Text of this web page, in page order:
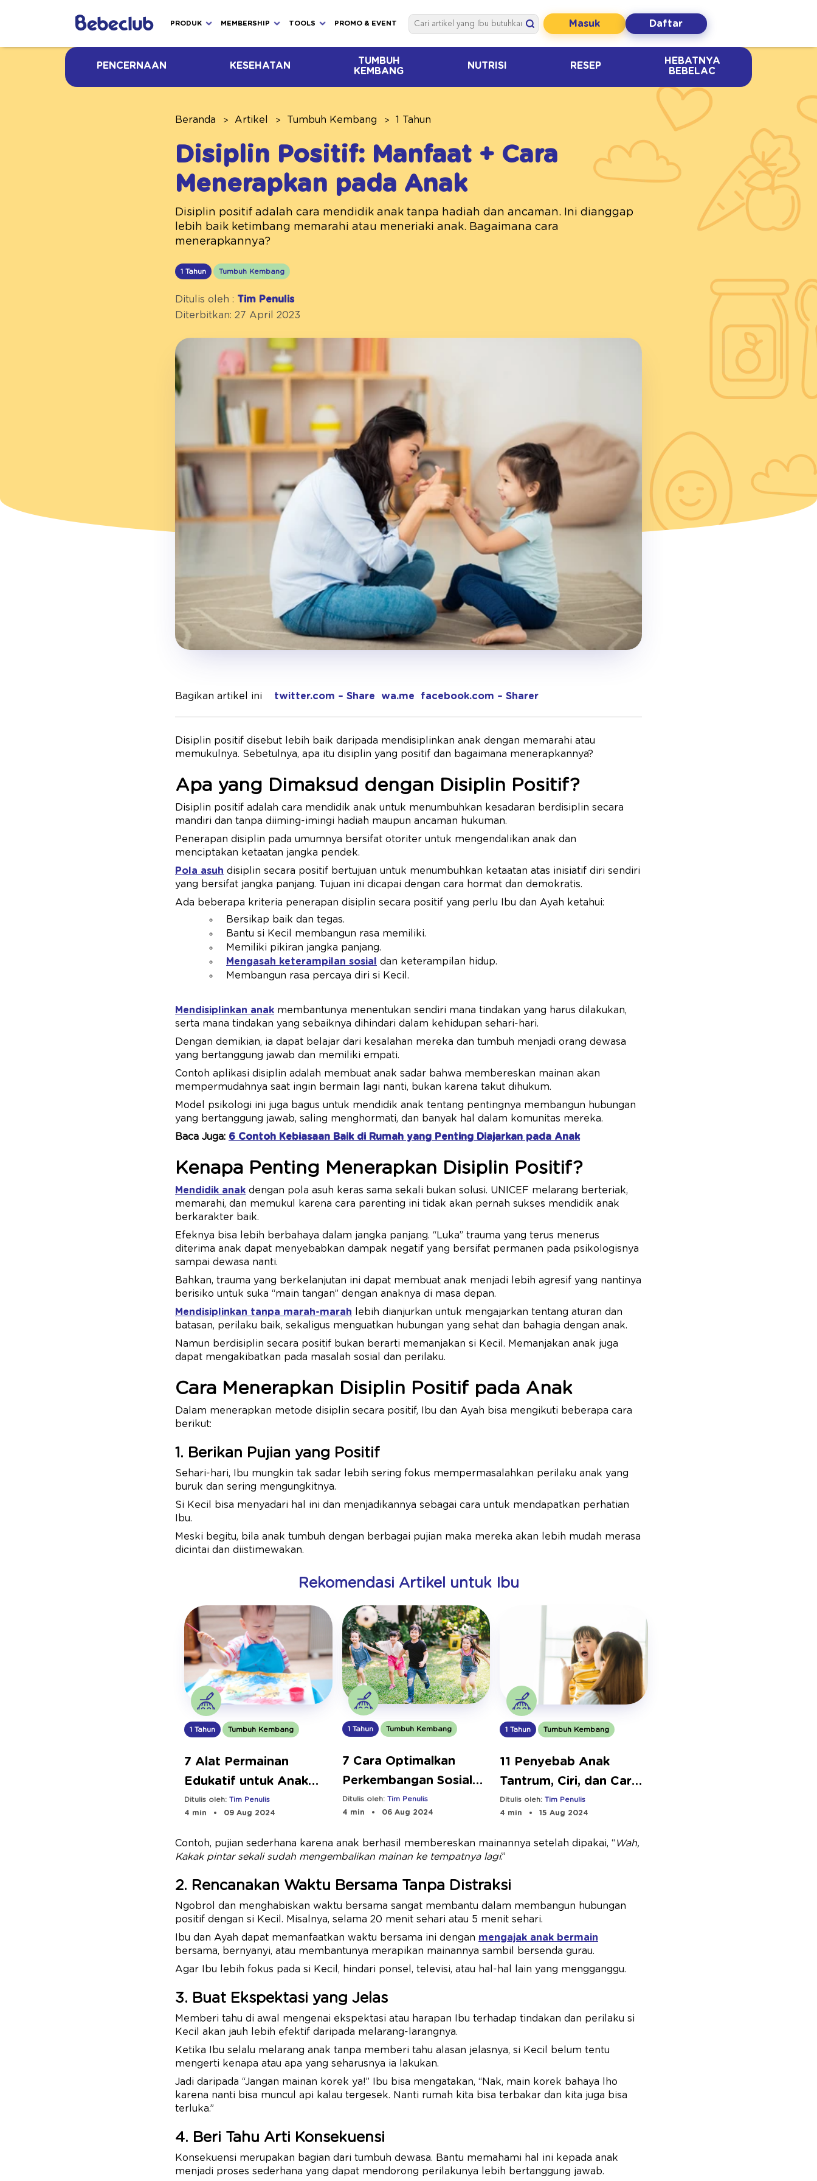
PRODUK MEMBERSHIP TOOLS PROMO & EVENT Masuk Daftar
PENCERNAAN KESEHATAN
TUMBUH
KEMBANG
NUTRISI RESEP
HEBATNYA
BEBELAC
Beranda Artikel Tumbuh Kembang 1 Tahun
Disiplin Positif: Manfaat + Cara
Menerapkan pada Anak
Disiplin positif adalah cara mendidik anak tanpa hadiah dan ancaman. Ini dianggap
lebih baik ketimbang memarahi atau meneriaki anak. Bagaimana cara
menerapkannya?
1 Tahun Tumbuh Kembang
Ditulis oleh : Tim Penulis
Diterbitkan: 27 April 2023
Bagikan artikel ini twitter.com – Share wa.me facebook.com – Sharer
Disiplin positif disebut lebih baik daripada mendisiplinkan anak dengan memarahi atau
memukulnya. Sebetulnya, apa itu disiplin yang positif dan bagaimana menerapkannya?
Apa yang Dimaksud dengan Disiplin Positif?
Disiplin positif adalah cara mendidik anak untuk menumbuhkan kesadaran berdisiplin secara
mandiri dan tanpa diiming-imingi hadiah maupun ancaman hukuman.
Penerapan disiplin pada umumnya bersifat otoriter untuk mengendalikan anak dan
menciptakan ketaatan jangka pendek.
Pola asuh disiplin secara positif bertujuan untuk menumbuhkan ketaatan atas inisiatif diri sendiri
yang bersifat jangka panjang. Tujuan ini dicapai dengan cara hormat dan demokratis.
Ada beberapa kriteria penerapan disiplin secara positif yang perlu Ibu dan Ayah ketahui:
Bersikap baik dan tegas.
Bantu si Kecil membangun rasa memiliki.
Memiliki pikiran jangka panjang.
Mengasah keterampilan sosial
dan keterampilan hidup.
Membangun rasa percaya diri si Kecil.
Mendisiplinkan anak membantunya menentukan sendiri mana tindakan yang harus dilakukan,
serta mana tindakan yang sebaiknya dihindari dalam kehidupan sehari-hari.
Dengan demikian, ia dapat belajar dari kesalahan mereka dan tumbuh menjadi orang dewasa
yang bertanggung jawab dan memiliki empati.
Contoh aplikasi disiplin adalah membuat anak sadar bahwa membereskan mainan akan
mempermudahnya saat ingin bermain lagi nanti, bukan karena takut dihukum.
Model psikologi ini juga bagus untuk mendidik anak tentang pentingnya membangun hubungan
yang bertanggung jawab, saling menghormati, dan banyak hal dalam komunitas mereka.
Baca Juga: 6 Contoh Kebiasaan Baik di Rumah yang Penting Diajarkan pada Anak
Kenapa Penting Menerapkan Disiplin Positif?
Mendidik anak dengan pola asuh keras sama sekali bukan solusi. UNICEF melarang berteriak,
memarahi, dan memukul karena cara parenting ini tidak akan pernah sukses mendidik anak
berkarakter baik.
Efeknya bisa lebih berbahaya dalam jangka panjang. “Luka” trauma yang terus menerus
diterima anak dapat menyebabkan dampak negatif yang bersifat permanen pada psikologisnya
sampai dewasa nanti.
Bahkan, trauma yang berkelanjutan ini dapat membuat anak menjadi lebih agresif yang nantinya
berisiko untuk suka “main tangan” dengan anaknya di masa depan.
Mendisiplinkan tanpa marah-marah lebih dianjurkan untuk mengajarkan tentang aturan dan
batasan, perilaku baik, sekaligus menguatkan hubungan yang sehat dan bahagia dengan anak.
Namun berdisiplin secara positif bukan berarti memanjakan si Kecil. Memanjakan anak juga
dapat mengakibatkan pada masalah sosial dan perilaku.
Cara Menerapkan Disiplin Positif pada Anak
Dalam menerapkan metode disiplin secara positif, Ibu dan Ayah bisa mengikuti beberapa cara
berikut:
1. Berikan Pujian yang Positif
Sehari-hari, Ibu mungkin tak sadar lebih sering fokus mempermasalahkan perilaku anak yang
buruk dan sering mengungkitnya.
Si Kecil bisa menyadari hal ini dan menjadikannya sebagai cara untuk mendapatkan perhatian
Ibu.
Meski begitu, bila anak tumbuh dengan berbagai pujian maka mereka akan lebih mudah merasa
dicintai dan diistimewakan.
Rekomendasi Artikel untuk Ibu
1 Tahun Tumbuh Kembang
7 Alat Permainan
Edukatif untuk Anak
dan Cara Membuatnya
Ditulis oleh: Tim Penulis
4 min
09 Aug 2024
1 Tahun Tumbuh Kembang
7 Cara Optimalkan
Perkembangan Sosial
Emosional Anak Usia
Ditulis oleh: Tim Penulis
4 min
06 Aug 2024
1 Tahun Tumbuh Kembang
11 Penyebab Anak
Tantrum, Ciri, dan Cara
Mencegahnya
Ditulis oleh:Tim Penulis
4 min
15 Aug 2024
Contoh, pujian sederhana karena anak berhasil membereskan mainannya setelah dipakai, “ Wah,
Kakak pintar sekali sudah mengembalikan mainan ke tempatnya lagi.”
2. Rencanakan Waktu Bersama Tanpa Distraksi
Ngobrol dan menghabiskan waktu bersama sangat membantu dalam membangun hubungan
positif dengan si Kecil. Misalnya, selama 20 menit sehari atau 5 menit sehari.
Ibu dan Ayah dapat memanfaatkan waktu bersama ini dengan mengajak anak bermain
bersama, bernyanyi, atau membantunya merapikan mainannya sambil bersenda gurau.
Agar Ibu lebih fokus pada si Kecil, hindari ponsel, televisi, atau hal-hal lain yang mengganggu.
3. Buat Ekspektasi yang Jelas
Memberi tahu di awal mengenai ekspektasi atau harapan Ibu terhadap tindakan dan perilaku si
Kecil akan jauh lebih efektif daripada melarang-larangnya.
Ketika Ibu selalu melarang anak tanpa memberi tahu alasan jelasnya, si Kecil belum tentu
mengerti kenapa atau apa yang seharusnya ia lakukan.
Jadi daripada “Jangan mainan korek ya!” Ibu bisa mengatakan, “Nak, main korek bahaya lho
karena nanti bisa muncul api kalau tergesek. Nanti rumah kita bisa terbakar dan kita juga bisa
terluka.”
4. Beri Tahu Arti Konsekuensi
Konsekuensi merupakan bagian dari tumbuh dewasa. Bantu memahami hal ini kepada anak
menjadi proses sederhana yang dapat mendorong perilakunya lebih bertanggung jawab.